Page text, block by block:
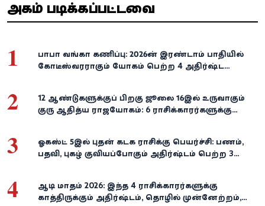
அதிகம் படிக்கப்பட்டவை
1
பாபா வங்கா கணிப்பு: 2026-ன் இரண்டாம் பாதியில்
கோடீஸ்வரராகும் யோகம் பெற்ற 4 அதிர்ஷ்ட
2
12 ஆண்டுகளுக்குப் பிறகு ஜூலை 16இல் உருவாகும்
குரு ஆதித்ய ராஜயோகம்: 6 ராசிக்காரர்களுக்கு
3
ஓகஸ்ட் 5இல் புதன் கடக ராசிக்கு பெயர்ச்சி: பணம்,
பதவி, புகழ் குவியப்போகும் அதிர்ஷ்டம் பெற்ற 3
4
ஆடி மாதம் 2026: இந்த 4 ராசிக்காரர்களுக்கு
காத்திருக்கும் அதிர்ஷ்டம், தொழில் முன்னேற்றம்,